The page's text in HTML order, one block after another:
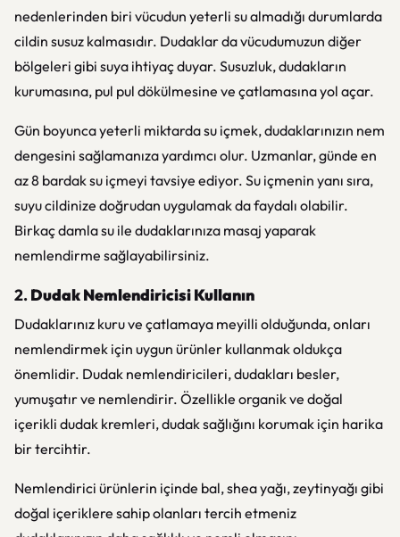
nedenlerinden biri vücudun yeterli su almadığı durumlarda
cildin susuz kalmasıdır. Dudaklar da vücudumuzun diğer
bölgeleri gibi suya ihtiyaç duyar. Susuzluk, dudakların
kurumasına, pul pul dökülmesine ve çatlamasına yol açar.
Gün boyunca yeterli miktarda su içmek, dudaklarınızın nem
dengesini sağlamanıza yardımcı olur. Uzmanlar, günde en
az 8 bardak su içmeyi tavsiye ediyor. Su içmenin yanı sıra,
suyu cildinize doğrudan uygulamak da faydalı olabilir.
Birkaç damla su ile dudaklarınıza masaj yaparak
nemlendirme sağlayabilirsiniz.
2.Dudak Nemlendiricisi Kullanın
Dudaklarınız kuru ve çatlamaya meyilli olduğunda, onları
nemlendirmek için uygun ürünler kullanmak oldukça
önemlidir. Dudak nemlendiricileri, dudakları besler,
yumuşatır ve nemlendirir. Özellikle organik ve doğal
içerikli dudak kremleri, dudak sağlığını korumak için harika
bir tercihtir.
Nemlendirici ürünlerin içinde bal, shea yağı, zeytinyağı gibi
doğal içeriklere sahip olanları tercih etmeniz